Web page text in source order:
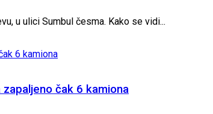
u ulici Sumbul česma. Kako se vidi...
čak 6 kamiona